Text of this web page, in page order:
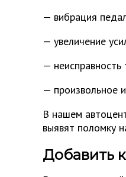
— вибрация
— увеличение
—
— произвольное
В нашем
выявят поломку
Добавить